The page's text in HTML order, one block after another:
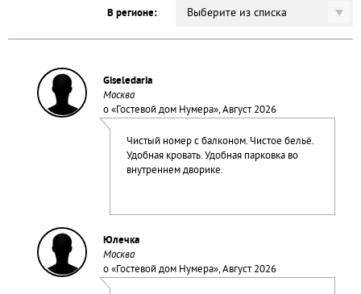
В регионе: Выберите из списка
Giseledaria
Москва
о «Гостевой дом Нумера», Август 2026
Чистый номер с балконом. Чистое бельё.
Удобная кровать. Удобная парковка во
внутреннем дворике.
Юлечка
Москва
о «Гостевой дом Нумера», Август 2026